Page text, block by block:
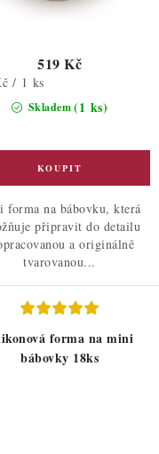
Skladem(1 ks)
519 Kč
/ 1 ks
forma na bábovku, která
připravit do detailu
a originálně
tvarovanou...
forma na mini
bábovky 18ks